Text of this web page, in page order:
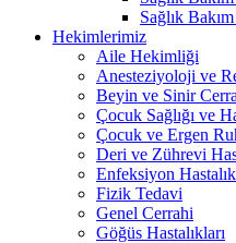
Sağlık
Hekimlerimiz
Aile Hekimliği
Anesteziyoloji ve
Beyin ve Sinir
Çocuk Sağlığı ve
Çocuk ve Ergen
Deri ve Zührevi
Enfeksiyon
Fizik Tedavi
Genel Cerrahi
Göğüs Hastalıkları